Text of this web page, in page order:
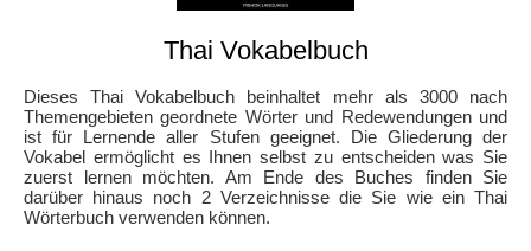
Thai Vokabelbuch
Dieses Thai Vokabelbuch beinhaltet mehr als 3000 nach
Themengebieten geordnete Wörter und Redewendungen und
ist für Lernende aller Stufen geeignet. Die Gliederung der
Vokabel ermöglicht es Ihnen selbst zu entscheiden was Sie
zuerst lernen möchten. Am Ende des Buches finden Sie
darüber hinaus noch 2 Verzeichnisse die Sie wie ein Thai
Wörterbuch verwenden können.